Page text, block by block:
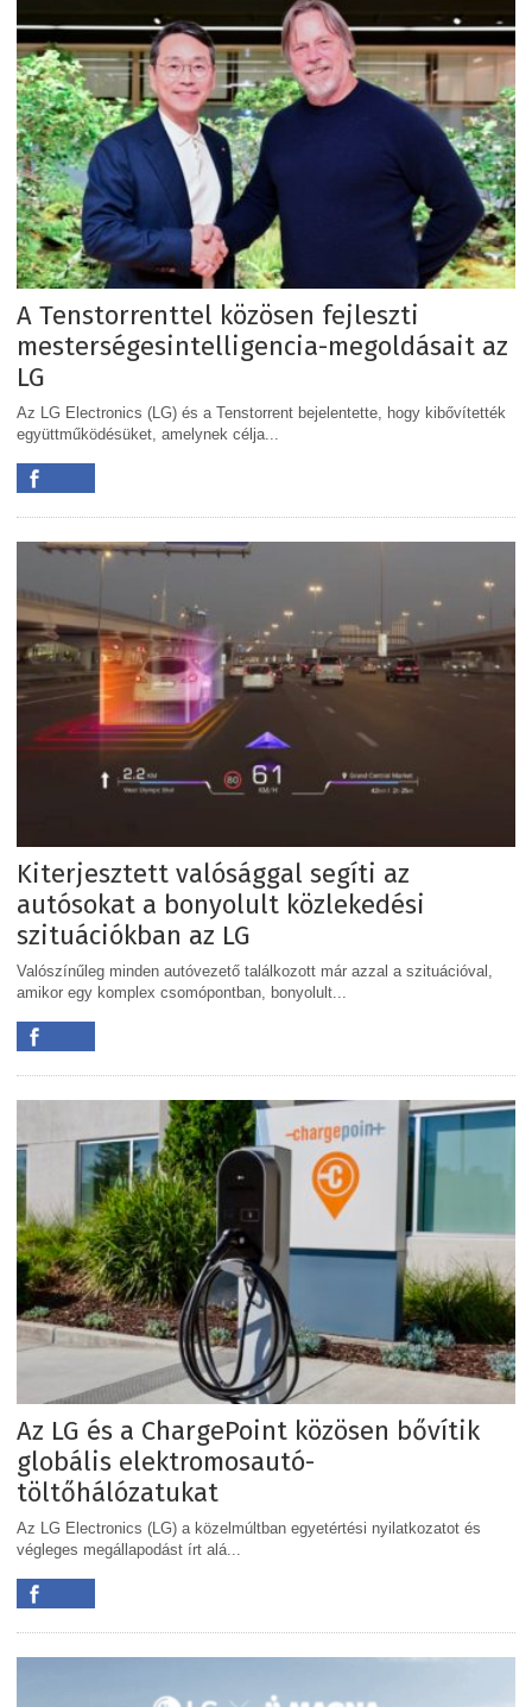
A Tenstorrenttel közösen fejleszti
mesterségesintelligencia-megoldásait az
LG
Az LG Electronics (LG) és a Tenstorrent bejelentette, hogy kibővítették
együttműködésüket, amelynek célja...
Kiterjesztett valósággal segíti az
autósokat a bonyolult közlekedési
szituációkban az LG
Valószínűleg minden autóvezető találkozott már azzal a szituációval,
amikor egy komplex csomópontban, bonyolult...
Az LG és a ChargePoint közösen bővítik
globális elektromosautó-
töltőhálózatukat
Az LG Electronics (LG) a közelmúltban egyetértési nyilatkozatot és
végleges megállapodást írt alá...